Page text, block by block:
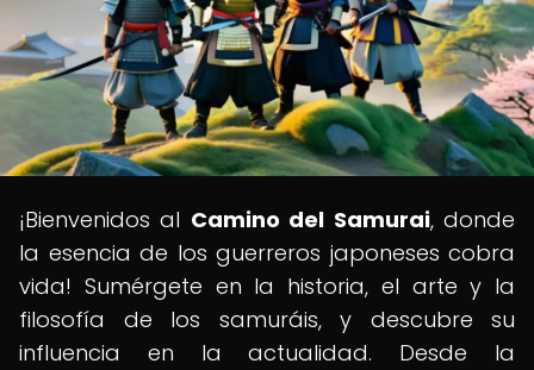
¡Bienvenidos al Camino del Samurai, donde
la esencia de los guerreros japoneses cobra
vida! Sumérgete en la historia, el arte y la
filosofía de los samuráis, y descubre su
influencia en la actualidad. Desde la